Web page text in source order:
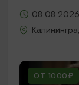
ОТ 1000₽